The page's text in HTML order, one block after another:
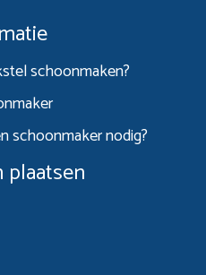
schoonmaken?
schoonmaker nodig?
plaatsen